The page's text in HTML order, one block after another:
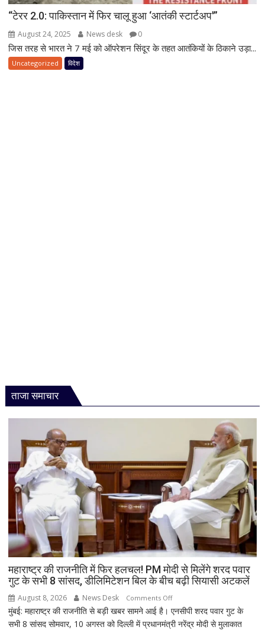
“टेरर 2.0: पाकिस्तान में फिर चालू हुआ ‘आतंकी स्टार्टअप'”
August 24, 2025 News desk 0
जिस तरह से भारत ने 7 मई को ऑपरेशन सिंदूर के तहत आतंकियों के ठिकाने उड़ा...
Uncategorized विदेश
ताजा समाचार
महाराष्ट्र की राजनीति में फिर हलचल! PM मोदी से मिलेंगे शरद पवार
गुट के सभी 8 सांसद, डीलिमिटेशन बिल के बीच बढ़ी सियासी अटकलें
August 8, 2026 News Desk Comments Offon
महाराष्ट्र
की
मुंबई: महाराष्ट्र की राजनीति से बड़ी खबर सामने आई है। एनसीपी शरद पवार गुट के
सभी 8 सांसद सोमवार, 10 अगस्त को दिल्ली में प्रधानमंत्री नरेंद्र मोदी से मुलाकात